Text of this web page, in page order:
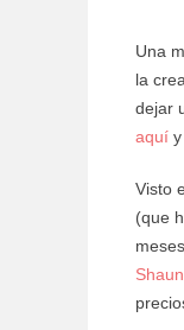
Una
la
dejar
aquí y
Visto
(que